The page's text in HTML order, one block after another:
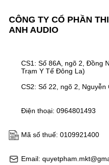
CÔNG TY CỔ PHẦN
ANH AUDIO
Email:
Mã số thuế: 0109921400
Điện thoại: 0964801493
CS1: Số 86A, ngõ 2, Đồng
Trạm Y Tế Đông La)
CS2: Số 22, ngõ 2,